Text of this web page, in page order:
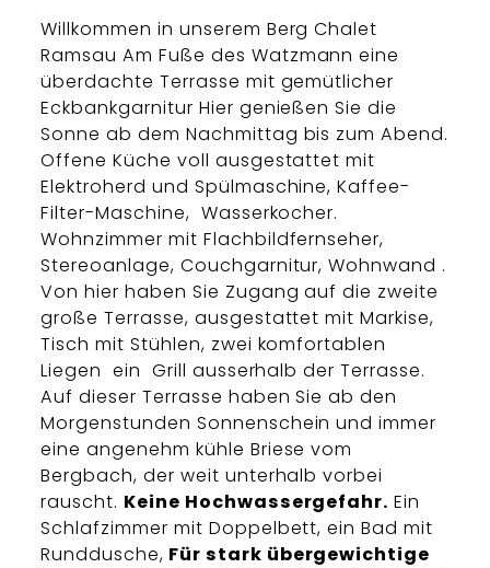
Willkommen in unserem Berg Chalet
Ramsau Am Fuße des Watzmann eine
überdachte Terrasse mit gemütlicher
Eckbankgarnitur Hier genießen Sie die
Sonne ab dem Nachmittag bis zum Abend.
Offene Küche voll ausgestattet mit
Elektroherd und Spülmaschine, Kaffee-
Filter-Maschine, Wasserkocher.
Wohnzimmer mit Flachbildfernseher,
Stereoanlage, Couchgarnitur, Wohnwand .
Von hier haben Sie Zugang auf die zweite
große Terrasse, ausgestattet mit Markise,
Tisch mit Stühlen, zwei komfortablen
Liegen ein Grill ausserhalb der Terrasse.
Auf dieser Terrasse haben Sie ab den
Morgenstunden Sonnenschein und immer
eine angenehm kühle Briese vom
Bergbach, der weit unterhalb vorbei
rauscht. Keine Hochwassergefahr. Ein
Schlafzimmer mit Doppelbett, ein Bad mit
Runddusche, Für stark übergewichtige